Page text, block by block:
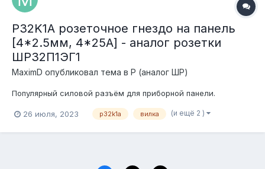
P32K1A розеточное гнездо на панель
[4*2.5мм, 4*25А] - аналог розетки
ШР32П1ЭГ1
MaximD опубликовал тема в P (аналог ШР)
Популярный силовой разъём для приборной панели.
26 июля, 2023 p32k1a вилка (и ещё 2 )